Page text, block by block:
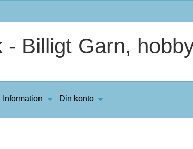
Billigt Garn,
Information Din konto